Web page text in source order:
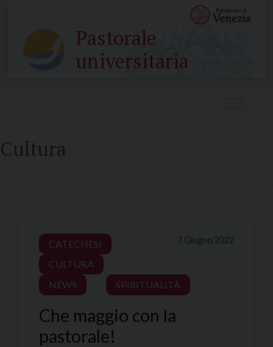
content
Pastorale
universitaria
Cultura
7 Giugno 2022
CATECHESI
CULTURA
NEWS
SPIRITUALITÀ
Che maggio con la
pastorale!